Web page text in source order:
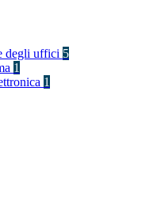
degli uffici 5
1
1